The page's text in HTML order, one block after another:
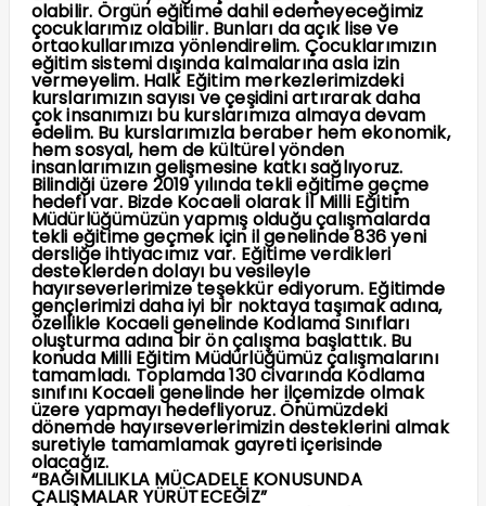
olabilir. Örgün eğitime dahil edemeyeceğimiz
çocuklarımız olabilir. Bunları da açık lise ve
ortaokullarımıza yönlendirelim. Çocuklarımızın
eğitim sistemi dışında kalmalarına asla izin
vermeyelim. Halk Eğitim merkezlerimizdeki
kurslarımızın sayısı ve çeşidini artırarak daha
çok insanımızı bu kurslarımıza almaya devam
edelim. Bu kurslarımızla beraber hem ekonomik,
hem sosyal, hem de kültürel yönden
insanlarımızın gelişmesine katkı sağlıyoruz.
Bilindiği üzere 2019 yılında tekli eğitime geçme
hedefi var. Bizde Kocaeli olarak İl Milli Eğitim
Müdürlüğümüzün yapmış olduğu çalışmalarda
tekli eğitime geçmek için il genelinde 836 yeni
dersliğe ihtiyacımız var. Eğitime verdikleri
desteklerden dolayı bu vesileyle
hayırseverlerimize teşekkür ediyorum. Eğitimde
gençlerimizi daha iyi bir noktaya taşımak adına,
özellikle Kocaeli genelinde Kodlama Sınıfları
oluşturma adına bir ön çalışma başlattık. Bu
konuda Milli Eğitim Müdürlüğümüz çalışmalarını
tamamladı. Toplamda 130 civarında Kodlama
sınıfını Kocaeli genelinde her ilçemizde olmak
üzere yapmayı hedefliyoruz. Önümüzdeki
dönemde hayırseverlerimizin desteklerini almak
suretiyle tamamlamak gayreti içerisinde
olacağız.
“BAĞIMLILIKLA MÜCADELE KONUSUNDA
ÇALIŞMALAR YÜRÜTECEĞİZ”